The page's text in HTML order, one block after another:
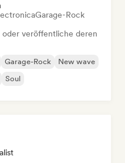
Garage-Rock
veröffentliche deren
Garage-Rock
New wave
Soul